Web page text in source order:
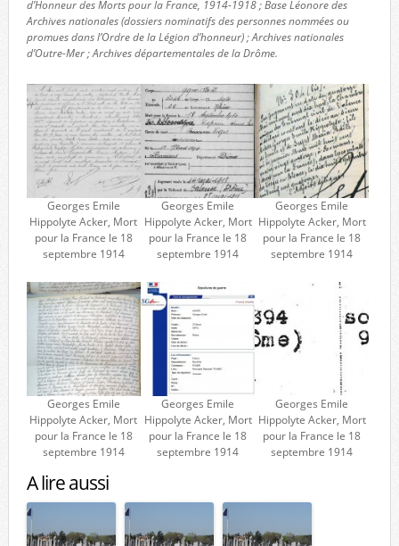
d’Honneur des Morts pour la France, 1914-1918 ; Base Léonore des
Archives nationales (dossiers nominatifs des personnes nommées ou
promues dans l’Ordre de la Légion d’honneur) ; Archives nationales
d’Outre-Mer ; Archives départementales de la Drôme.
Georges Emile
Hippolyte Acker, Mort
pour la France le 18
septembre 1914
Georges Emile
Hippolyte Acker, Mort
pour la France le 18
septembre 1914
Georges Emile
Hippolyte Acker, Mort
pour la France le 18
septembre 1914
Georges Emile
Hippolyte Acker, Mort
pour la France le 18
septembre 1914
Georges Emile
Hippolyte Acker, Mort
pour la France le 18
septembre 1914
Georges Emile
Hippolyte Acker, Mort
pour la France le 18
septembre 1914
A lire aussi